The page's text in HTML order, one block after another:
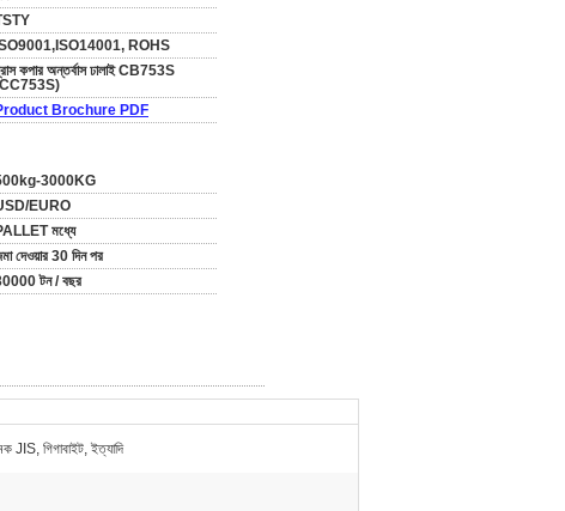
ROHS
কপার অন্তর্বাস ঢালাই CB753S
Brochure PDF
3000KG
EURO
মধ্যে
দেওয়ার 30 দিন পর
টন / বছর
JIS, গিগাবাইট, ইত্যাদি